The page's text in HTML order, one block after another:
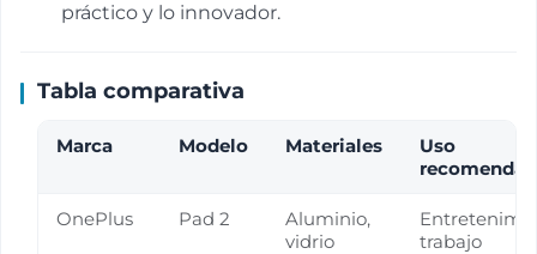
práctico y lo innovador.
Tabla comparativa
Marca Modelo Materiales
Uso
OnePlus Pad 2
Aluminio,
vidrio
trabajo